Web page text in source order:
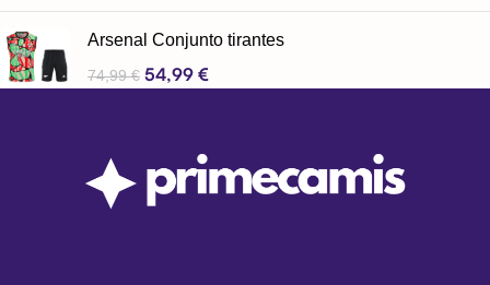
Arsenal Conjunto tirantes
74,99€ 54,99 €